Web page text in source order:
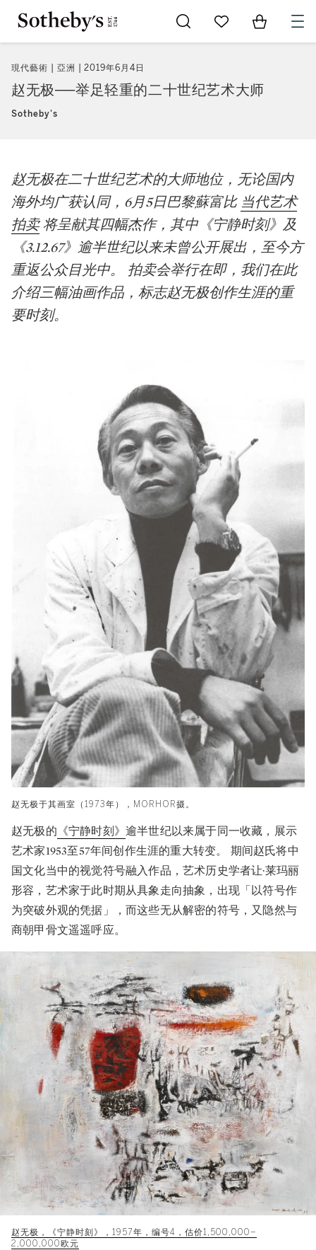
Go to My Favorites
Items in
現代藝術 | 亞洲 2019年6月4日
赵无极──举足轻重的二十世纪艺术大师
Sotheby's
赵无极在二十世纪艺术的大师地位，无论国内
海外均广获认同，6月5日巴黎蘇富比 当代艺术
拍卖 将呈献其四幅杰作，其中《宁静时刻》及
《3.12.67》逾半世纪以来未曾公开展出，至今方
重返公众目光中。 拍卖会举行在即，我们在此
介绍三幅油画作品，标志赵无极创作生涯的重
要时刻。
赵无极于其画室（1973年），MORHOR摄。
赵无极的 《宁静时刻》逾半世纪以来属于同一收藏，展示
艺术家1953至57年间创作生涯的重大转变。 期间赵氏将中
国文化当中的视觉符号融入作品，艺术历史学者让·莱玛丽
形容，艺术家于此时期从具象走向抽象，出现「以符号作
为突破外观的凭据」，而这些无从解密的符号，又隐然与
商朝甲骨文遥遥呼应。
赵无极，《宁静时刻》，1957年，编号4，估价1,500,000–
2,000,000欧元